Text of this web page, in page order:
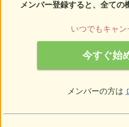
メンバー登録すると、全ての
いつでもキャン
今すぐ始
メンバーの方は